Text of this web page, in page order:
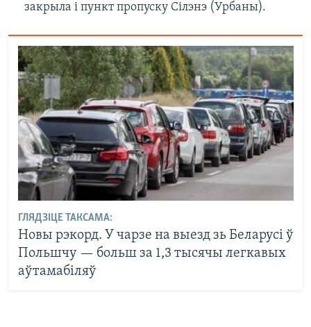
закрыла і пункт пропуску Сілэнэ (Урбаны).
ГЛЯДЗІЦЕ ТАКСАМА:
Новы рэкорд. У чарзе на выезд зь Беларусі ў
Польшчу — больш за 1,3 тысячы легкавых
аўтамабіляў